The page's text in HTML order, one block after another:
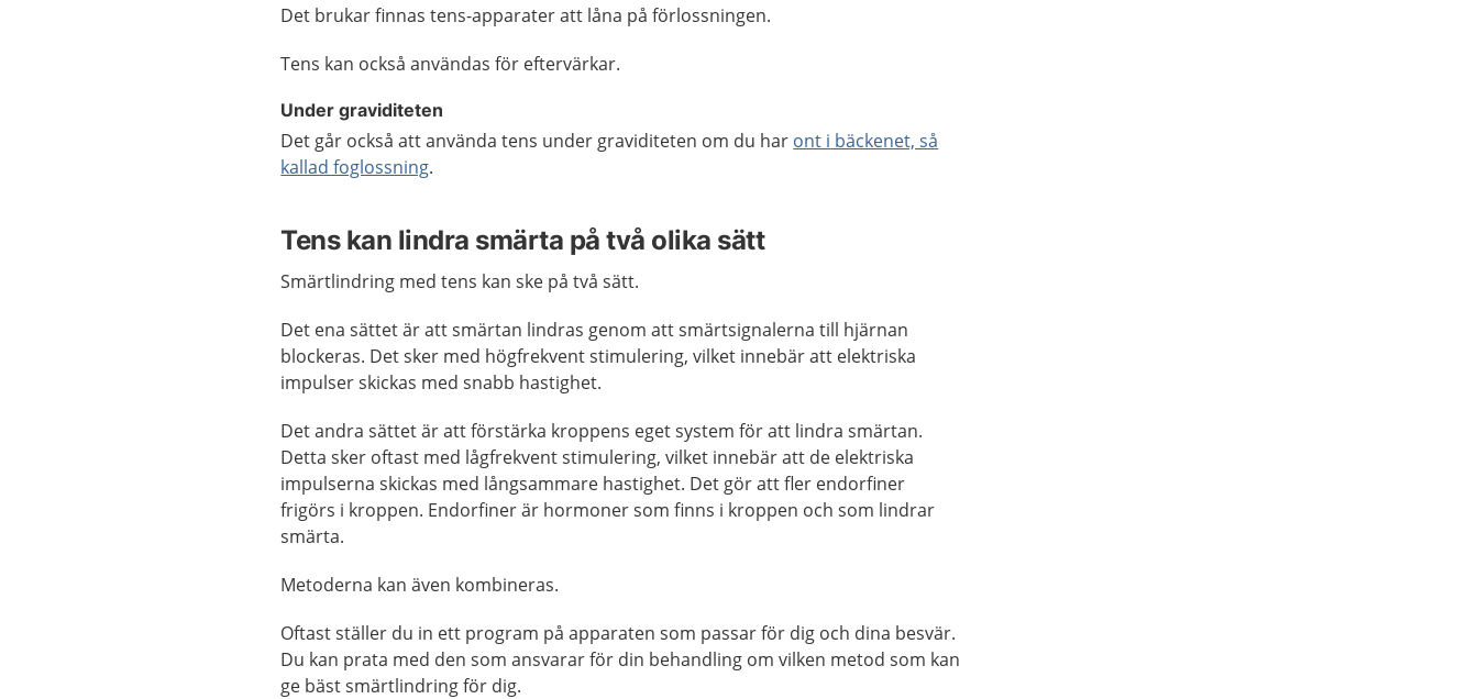
Det brukar finnas tens-apparater att låna på förlossningen.
Tens kan också användas för eftervärkar.
Under graviditeten
Det går också att använda tens under graviditeten om du har ont i bäckenet, så
kallad foglossning.
Tens kan lindra smärta på två olika sätt
Smärtlindring med tens kan ske på två sätt.
Det ena sättet är att smärtan lindras genom att smärtsignalerna till hjärnan
blockeras. Det sker med högfrekvent stimulering, vilket innebär att elektriska
impulser skickas med snabb hastighet.
Det andra sättet är att förstärka kroppens eget system för att lindra smärtan.
Detta sker oftast med lågfrekvent stimulering, vilket innebär att de elektriska
impulserna skickas med långsammare hastighet. Det gör att fler endorfiner
frigörs i kroppen. Endorfiner är hormoner som finns i kroppen och som lindrar
smärta.
Metoderna kan även kombineras.
Oftast ställer du in ett program på apparaten som passar för dig och dina besvär.
Du kan prata med den som ansvarar för din behandling om vilken metod som kan
ge bäst smärtlindring för dig.